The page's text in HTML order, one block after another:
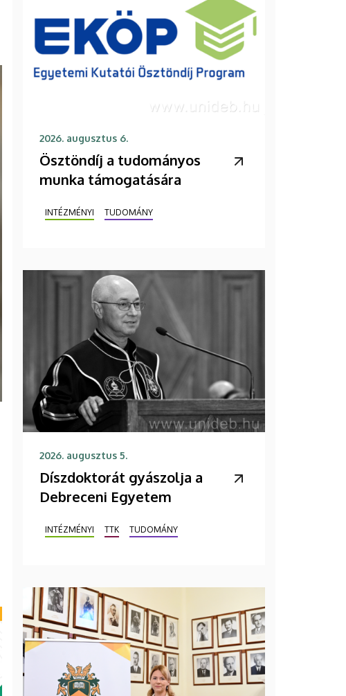
2026. augusztus 6.
Ösztöndíj a tudományos
munka támogatására
INTÉZMÉNYI TUDOMÁNY
2026. augusztus 5.
Díszdoktorát gyászolja a
Debreceni Egyetem
INTÉZMÉNYI TTK TUDOMÁNY